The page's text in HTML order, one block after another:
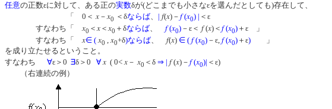
任意の正数εに対して、ある正の実数δが(どこまでも小さなεを選んだとしても)存在して、
「 0＜ x －x0 ＜δならば、 | f(x)－ f(x0) | ＜ε
すなわち「 x0 ＜ x ＜ x0 ＋δならば f(x0) －ε＜ f(x)＜ f(x0) ＋ε 」
すなわち「 x∈ ( x0 x0+δ)ならば f(x) ∈ ( f(x0) －ε, f(x0) ＋ε) 」
を成り立たせるということ。
すなわち
∀ε＞0 ∃δ＞0 ∀x ( 0<x － x0 ＜δ ⇒ | f(x)－ f(x0)| ＜ε)
（右連続の例）